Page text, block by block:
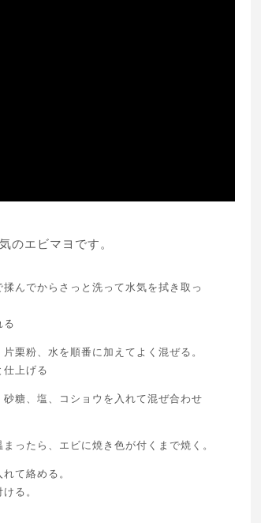
のエビマヨです。
んでからさっと洗って水気を拭き取っ
る
栗粉、水を順番に加えてよく混ぜる。
仕上げる
糖、塩、コショウを入れて混ぜ合わせ
ったら、エビに焼き色が付くまで焼く。
て絡める。
る。